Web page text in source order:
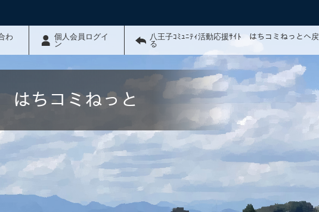
わ
個人会員ログイ
ン
八王子ｺﾐｭﾆﾃｨ活動応援ｻｲﾄ はちコミねっとへ戻
る
はちコミねっと